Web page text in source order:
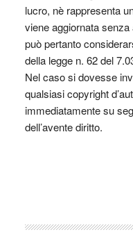
lucro, nè rappresenta
viene aggiornata
può pertanto
della legge n. 62 del
Nel caso si dovesse
qualsiasi copyright
immediatamente su
dell’avente diritto.